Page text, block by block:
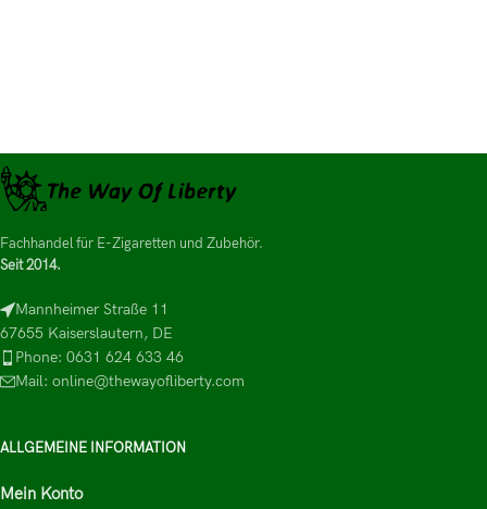
Fachhandel für E-Zigaretten und Zubehör.
Seit 2014.
Mannheimer Straße 11
67655 Kaiserslautern, DE
Phone: 0631 624 633 46
Mail: online@thewayofliberty.com
ALLGEMEINE INFORMATION
Mein Konto